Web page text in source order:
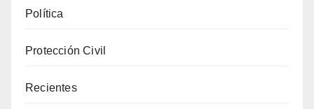
Política
Protección Civil
Recientes